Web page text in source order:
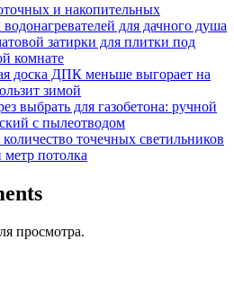
и накопительных
водонагревателей для дачного душа
затирки для плитки под
комнате
доска ДПК меньше выгорает на
зимой
выбрать для газобетона: ручной
с пылеотводом
точечных светильников
потолка
просмотра.